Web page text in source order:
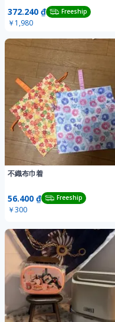
372.240 ₫ Freeship
￥1,980
不織布巾着
56.400 ₫ Freeship
￥300